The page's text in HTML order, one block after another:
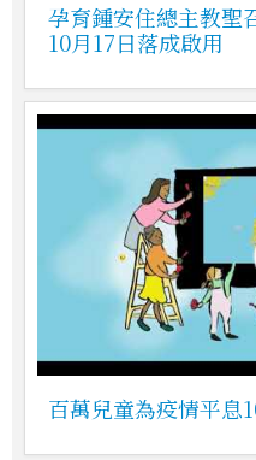
孕育鍾安住總主教聖
10月17日落成啟用
百萬兒童為疫情平息